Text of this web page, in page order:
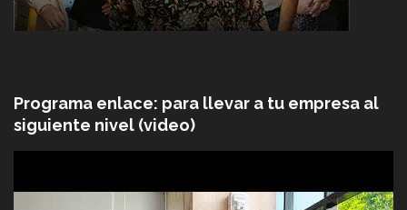
Programa enlace: para llevar a tu empresa al
siguiente nivel (video)